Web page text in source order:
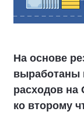
На основе
выработаны
расходов на
ко второму